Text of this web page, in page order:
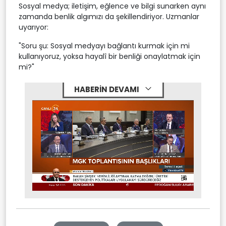
Sosyal medya; iletişim, eğlence ve bilgi sunarken aynı
zamanda benlik algımızı da şekillendiriyor. Uzmanlar
uyarıyor:
"Soru şu: Sosyal medyayı bağlantı kurmak için mi
kullanıyoruz, yoksa hayalî bir benliği onaylatmak için
mi?"
HABERİN DEVAMI
Mute Stream